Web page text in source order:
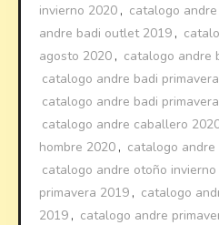
invierno 2020 , catalogo
andre badi outlet 2019 ,
agosto 2020 , catalogo andre
catalogo andre badi
catalogo andre badi
catalogo andre caballero
hombre 2020 , catalogo
catalogo andre otoño
primavera 2019 , catalogo
2019 , catalogo andre